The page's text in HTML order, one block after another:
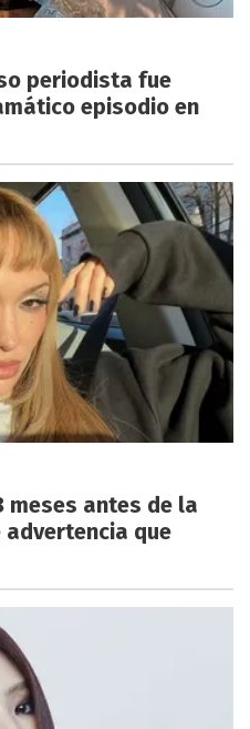
periodista fue
episodio en
meses antes de la
que